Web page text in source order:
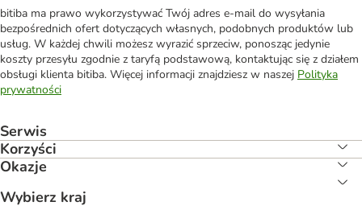
bitiba ma prawo wykorzystywać Twój adres e-mail do wysyłania
bezpośrednich ofert dotyczących własnych, podobnych produktów lub
usług. W każdej chwili możesz wyrazić sprzeciw, ponosząc jedynie
koszty przesyłu zgodnie z taryfą podstawową, kontaktując się z działem
obsługi klienta bitiba. Więcej informacji znajdziesz w naszej Polityka
prywatności
Serwis
Korzyści
Okazje
Wybierz kraj